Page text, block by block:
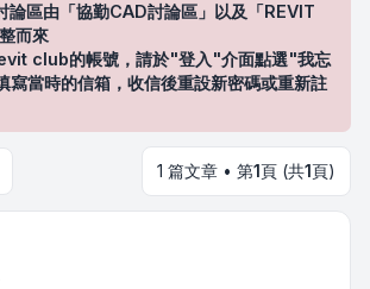
區由「協勤CAD討論區」以及「REVIT
而來
club的帳號，請於"登入"介面點選"我忘
寫當時的信箱，收信後重設新密碼或重新註
1 篇文章 • 第1頁 (共1頁)